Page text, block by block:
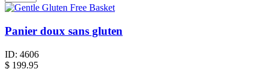
Panier doux sans gluten
ID: 4606
$ 199.95